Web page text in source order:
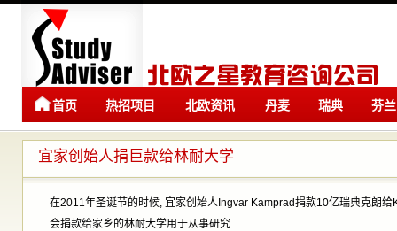
首页 热招项目 北欧资讯 丹麦
留学
瑞典
留学
芬兰
宜家创始人捐巨款给林耐大学
在2011年圣诞节的时候, 宜家创始人Ingvar Kamprad捐款10亿瑞典克朗
会捐款给家乡的林耐大学用于从事研究.